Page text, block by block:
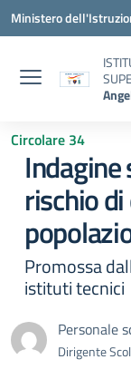
Vai ai contenuti
Vai al menu di
Vai al footer
Ministero
Circolare 34
rischio
Promossa
istituti tecnici
Personale
Dirigente